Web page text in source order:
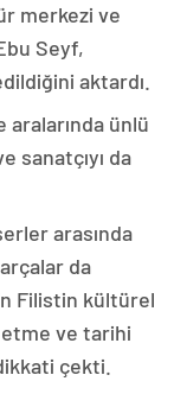
merkezi ve
Seyf,
aktardı.
aralarında ünlü
sanatçıyı da
arasında
da
Filistin kültürel
etme ve tarihi
çekti.